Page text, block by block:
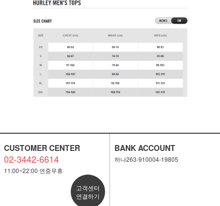
CUSTOMER CENTER
02-3442-6614
11:00~22:00 연중무휴
고객센터
연결하기
BANK ACCOUNT
하나263-910004-19805